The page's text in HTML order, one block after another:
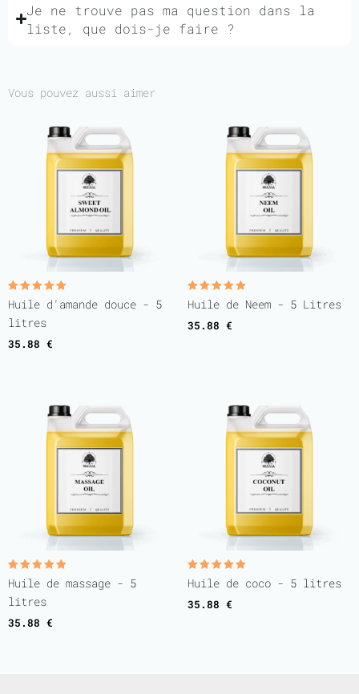
Je ne trouve pas ma question dans la
liste, que dois-je faire ?
Vous pouvez aussi aimer
Note
5.00
sur 5
Huile d'amande douce - 5
litres
35.88 €
Note
5.00
Huile de Neem - 5 Litres
35.88 €
Note
5.00
sur 5
Huile de massage - 5
litres
35.88 €
Note
5.00
Huile de coco - 5 litres
35.88 €